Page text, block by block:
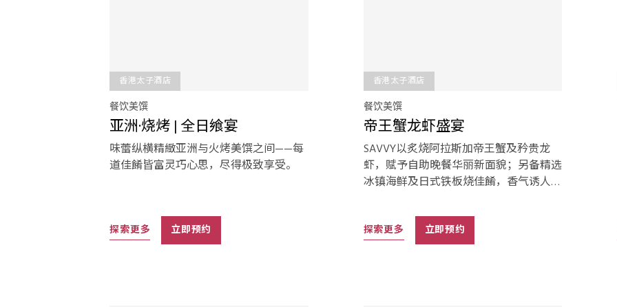
香港太子酒店
餐饮美馔
亚洲·烧烤 | 全日飨宴
味蕾纵横精緻亚洲与火烤美馔之间——每
道佳餚皆富灵巧心思，尽得极致享受。
探索更多 立即预约
香港太子酒店
餐饮美馔
帝王蟹龙虾盛宴
SAVVY以炙烧阿拉斯加帝王蟹及矜贵龙
虾，赋予自助晚餐华丽新面貌；另备精选
冰镇海鲜及日式铁板烧佳餚，香气诱人，
探索更多 立即预约